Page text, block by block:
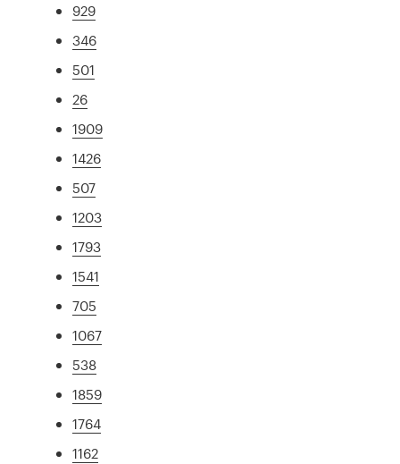
929
346
501
26
1909
1426
507
1203
1793
1541
705
1067
538
1859
1764
1162